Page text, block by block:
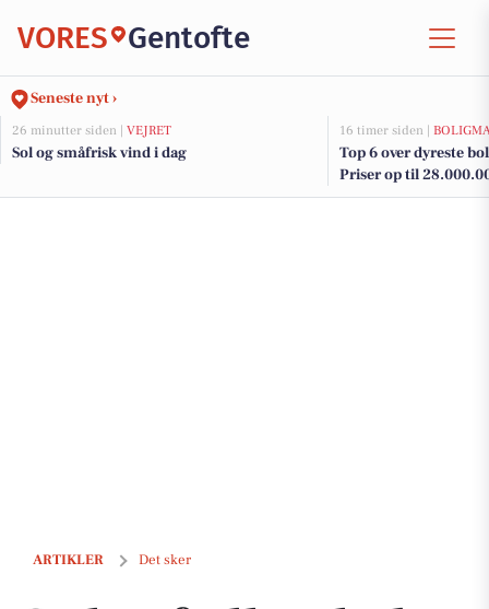
VORES Gentofte
Seneste nyt ›
26 minutter siden | VEJRET
Sol og småfrisk vind i dag
16 timer siden |
Top 6 over dyreste
Priser op til
ARTIKLER Det sker
Oplev fællesskab og kreativitet i Gentofte Kirke